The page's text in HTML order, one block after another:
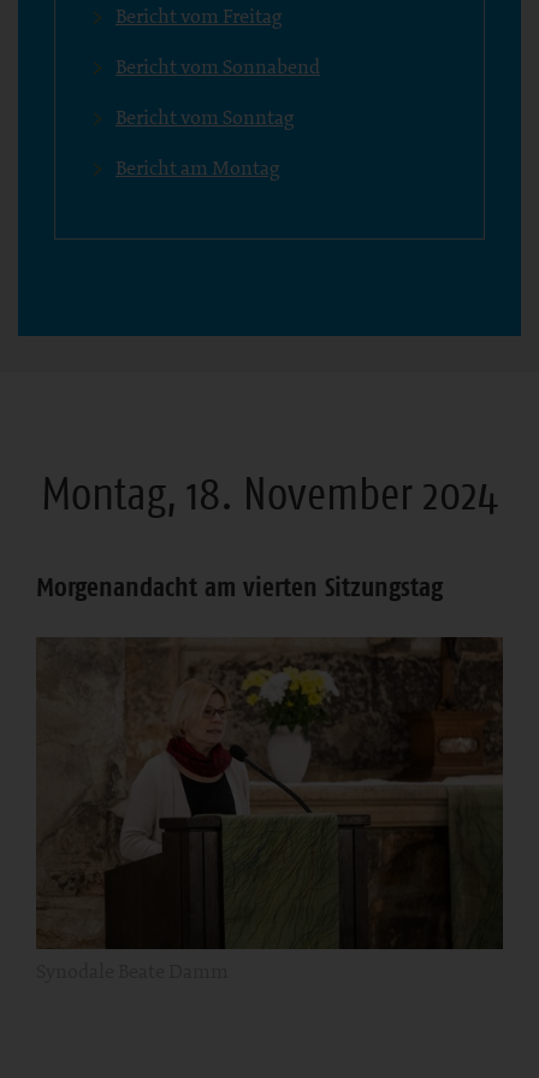
Bericht vom Freitag
Bericht vom Sonnabend
Bericht vom Sonntag
Bericht am Montag
Montag, 18. November 2024
Morgenandacht am vierten Sitzungstag